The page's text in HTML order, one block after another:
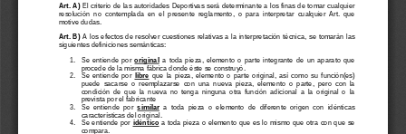
Art. A) El criterio de las autoridades Deportivas será determinante a los finas de tomar cualquier
resolución  no  contemplada  en  el  presente  reglamento,  o  para  interpretar  cualquier  Art.  que
motive dudas.
Art. B) A los efectos de resolver cuestiones relativas a la interpretación técnica, se tomarán las
siguientes definiciones semánticas:
1.
Se  entiende  por original a  toda  pieza,  elemento  o  parte  integrante  de  un  aparato  que
procede de la misma fábrica donde éste se construyó.
2.
Se  entiende  por libre que  la pieza,  elemento  o  parte original,  así  como  su  función(es)
puede sacarse  o  reemplazarse  con  una  nueva pieza,  elemento  o parte,  pero  con  la
condición  de  que  la  nueva  no  tenga  ninguna  otra  función  adicional  a  la  original  o  la
prevista por el fabricante
3.
Se  entiende  por similar a  toda  pieza  o elemento de  diferente  origen  con  idénticas
características del original.
4.
Se entiende por idéntico a toda pieza o elemento que es lo mismo que otra con que se
compara.